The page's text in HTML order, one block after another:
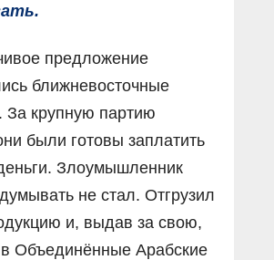
предложение
ближневосточные
За крупную партию
были готовы заплатить
Злоумышленник
не стал. Отгрузил
и, выдав за свою,
Объединённые Арабские